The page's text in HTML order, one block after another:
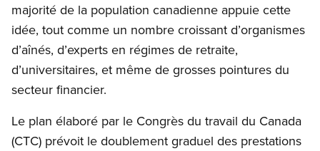
majorité de la population canadienne appuie cette
idée, tout comme un nombre croissant d’organismes
d’aînés, d’experts en régimes de retraite,
d’universitaires, et même de grosses pointures du
secteur financier.
Le plan élaboré par le Congrès du travail du Canada
(CTC) prévoit le doublement graduel des prestations